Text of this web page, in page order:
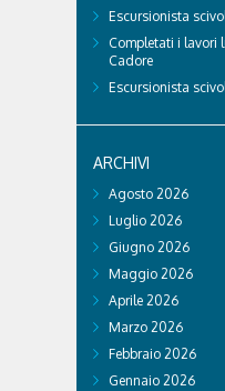
Escursionista
Completati i lavori
Cadore
Escursionista
ARCHIVI
Agosto 2026
Luglio 2026
Giugno 2026
Maggio 2026
Aprile 2026
Marzo 2026
Febbraio 2026
Gennaio 2026